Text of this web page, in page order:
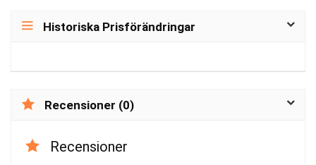
Historiska Prisförändringar
Recensioner (0)
Recensioner